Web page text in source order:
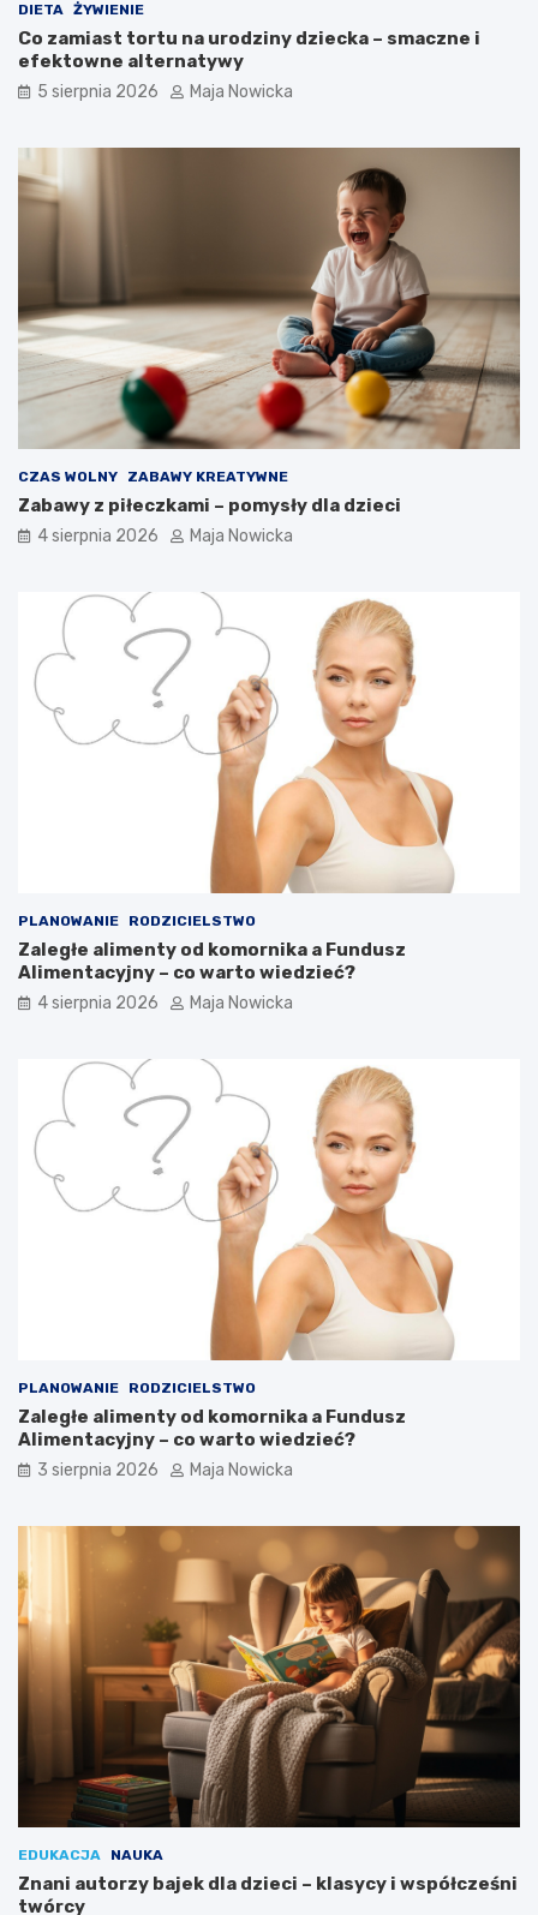
DIETA ŻYWIENIE
Co zamiast tortu na urodziny dziecka – smaczne i
efektowne alternatywy
5 sierpnia 2026 Maja Nowicka
CZAS WOLNY ZABAWY KREATYWNE
Zabawy z piłeczkami – pomysły dla dzieci
4 sierpnia 2026 Maja Nowicka
PLANOWANIE RODZICIELSTWO
Zaległe alimenty od komornika a Fundusz
Alimentacyjny – co warto wiedzieć?
4 sierpnia 2026 Maja Nowicka
PLANOWANIE RODZICIELSTWO
Zaległe alimenty od komornika a Fundusz
Alimentacyjny – co warto wiedzieć?
3 sierpnia 2026 Maja Nowicka
EDUKACJA NAUKA
Znani autorzy bajek dla dzieci – klasycy i współcześni
twórcy